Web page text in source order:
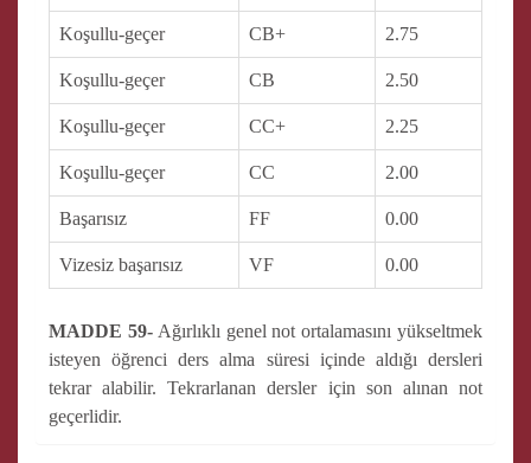
Koşullu-geçer CB+ 2.75
Koşullu-geçer CB 2.50
Koşullu-geçer CC+ 2.25
Koşullu-geçer CC 2.00
Başarısız FF 0.00
Vizesiz başarısız VF 0.00
MADDE 59-Ağırlıklı genel not ortalamasını yükseltmek
isteyen öğrenci ders alma süresi içinde aldığı dersleri
tekrar alabilir. Tekrarlanan dersler için son alınan not
geçerlidir.